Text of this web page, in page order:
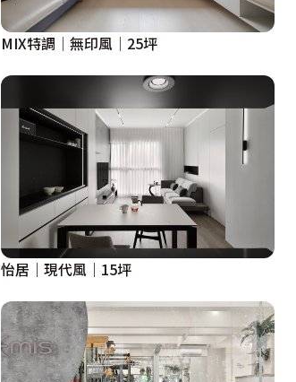
MIX特調│無印風│25坪
怡居｜現代風｜15坪